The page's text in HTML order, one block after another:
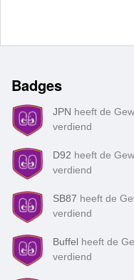
Badges
JPN heeft de
verdiend
D92 heeft de
verdiend
SB87 heeft de
verdiend
Buffel heeft de
verdiend